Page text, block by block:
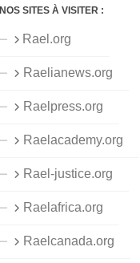
NOS SITES À VISITER :
Rael.org
Raelianews.org
Raelpress.org
Raelacademy.org
Rael-justice.org
Raelafrica.org
Raelcanada.org